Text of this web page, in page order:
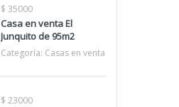
$ 35000
Casa en venta El
Junquito de 95m2
Categoría: Casas en venta
$ 23000